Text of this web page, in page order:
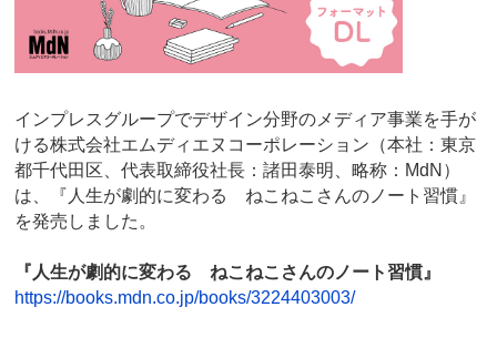
インプレスグループでデザイン分野のメディア事業を手が
ける株式会社エムディエヌコーポレーション（本社：東京
都千代田区、代表取締役社長：諸田泰明、略称：MdN）
は、『人生が劇的に変わる ねこねこさんのノート習慣』
を発売しました。
『人生が劇的に変わる ねこねこさんのノート習慣』
https://books.mdn.co.jp/books/3224403003/